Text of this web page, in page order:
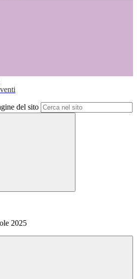
del sito
2025